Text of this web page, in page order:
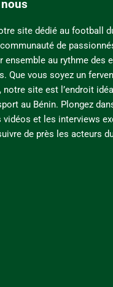
site dédié au football
de
ensemble au rythme des
Que vous soyez un
notre site est l’endroit
au Bénin. Plongez
vidéos et les interviews
de près les acteurs